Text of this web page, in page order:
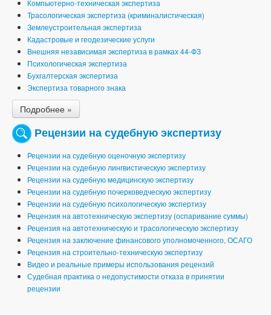
Компьютерно-техническая экспертиза
Трасологическая экспертиза (криминалистическая)
Землеустроительная экспертиза
Кадастровые и геодезические услуги
Внешняя независимая экспертиза в рамках 44-ФЗ
Психологическая экспертиза
Бухгалтерская экспертиза
Экспертиза товарного знака
Подробнее »
Рецензии на судебную экспертизу
Рецензии на судебную оценочную экспертизу
Рецензии на судебную лингвистическую экспертизу
Рецензии на судебную медицинскую экспертизу
Рецензии на судебную почерковедческую экспертизу
Рецензии на судебную психологическую экспертизу
Рецензия на автотехническую экспертизу (оспаривание суммы)
Рецензия на автотехническую и трасологическую экспертизу
Рецензия на заключение финансового уполномоченного, ОСАГО
Рецензия на строительно-техническую экспертизу
Видео и реальные примеры использования рецензий
Судебная практика о недопустимости отказа в принятии
рецензии